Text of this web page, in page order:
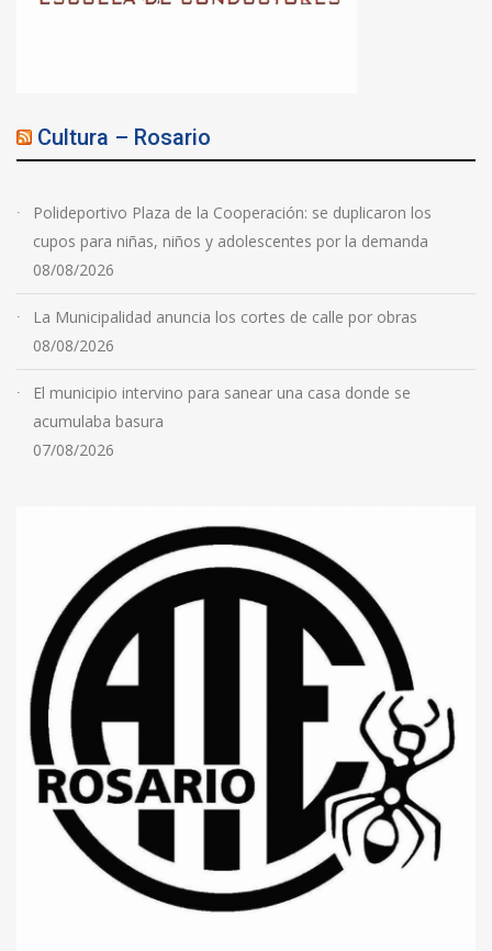
Cultura – Rosario
Polideportivo Plaza de la Cooperación: se duplicaron los
cupos para niñas, niños y adolescentes por la demanda
08/08/2026
La Municipalidad anuncia los cortes de calle por obras
08/08/2026
El municipio intervino para sanear una casa donde se
acumulaba basura
07/08/2026